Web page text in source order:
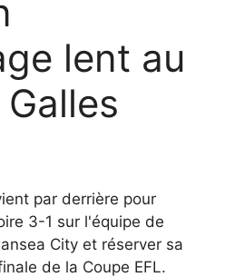
lent au
par derrière pour
3-1 sur l'équipe de
City et réserver sa
de la Coupe EFL.